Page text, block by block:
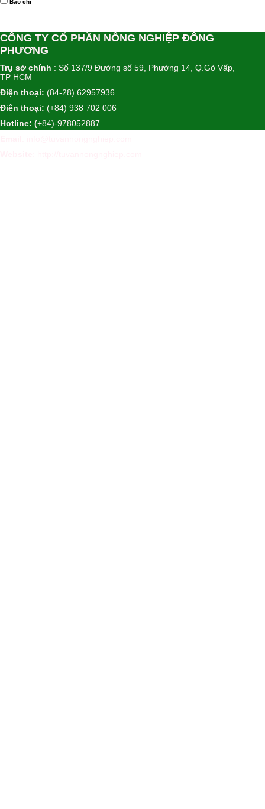
Báo chí
CÔNG TY CỔ PHẦN NÔNG NGHIỆP ĐÔNG
PHƯƠNG
Trụ sở chính : Số 137/9 Đường số 59, Phường 14, Q.Gò Vấp,
TP HCM
Điện thoại: (84-28) 62957936
Điên thoại: (+84) 938 702 006
Hotline: (+84)-978052887